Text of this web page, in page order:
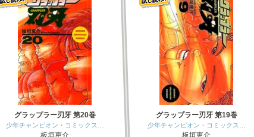
グラップラー刃牙 第20巻
少年チャンピオン・コミックス…
板垣恵介
グラップラー刃牙 第19巻
少年チャンピオン・コミックス…
板垣恵介